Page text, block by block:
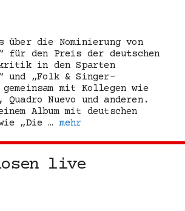
über die Nominierung von
für den Preis der deutschen
in den Sparten
und „Folk & Singer-
mit Kollegen wie
Quadro Nuevo und anderen.
Album mit deutschen
„Die …mehr
live